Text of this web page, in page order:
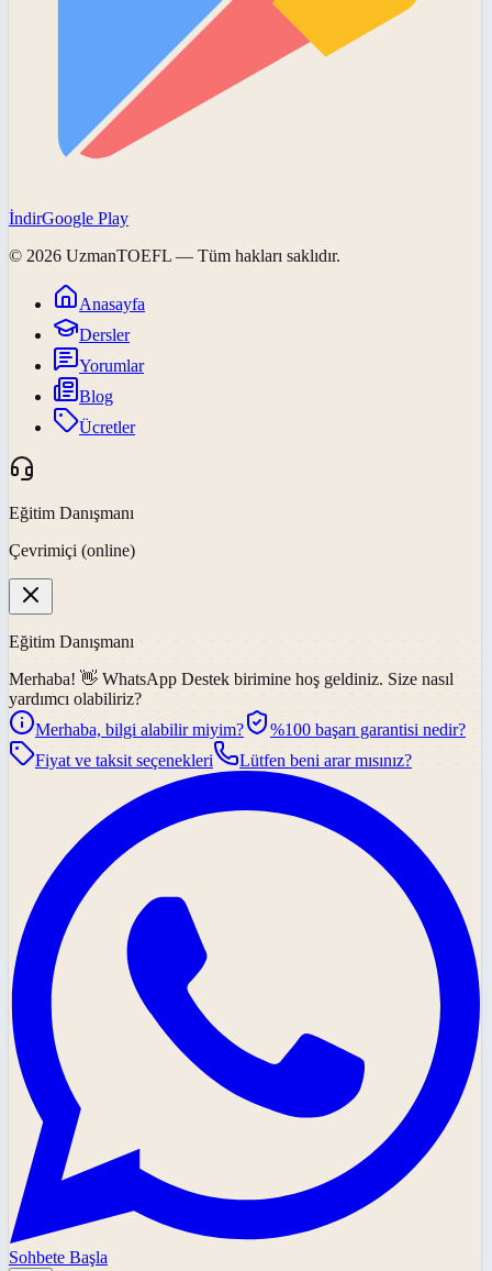
İndirGoogle Play
© 2026 UzmanTOEFL — Tüm hakları saklıdır.
Anasayfa
Dersler
Yorumlar
Blog
Ücretler
Eğitim Danışmanı
Çevrimiçi (online)
Eğitim Danışmanı
Merhaba! 👋 WhatsApp Destek birimine hoş geldiniz. Size nasıl
yardımcı olabiliriz?
Merhaba, bilgi alabilir miyim?
%100 başarı garantisi nedir?
Fiyat ve taksit seçenekleri
Lütfen beni arar mısınız?
Sohbete Başla